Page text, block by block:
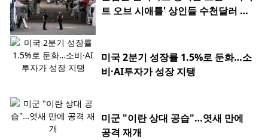
트 오브 시애틀' 상인들 수천달러 피
미국 2분기 성장률 1.5%로 둔화…소
비·AI투자가 성장 지탱
미군 "이란 상대 공습"…엿새 만에
공격 재개